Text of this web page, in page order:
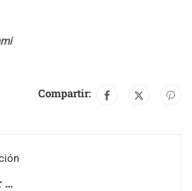
Compartir: